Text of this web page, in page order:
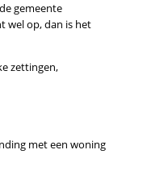
gemeente
wel op, dan is het
zettingen,
met een woning